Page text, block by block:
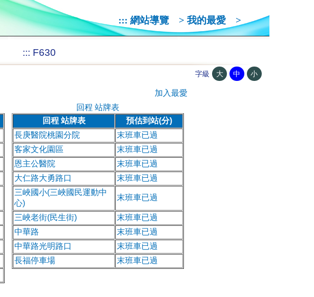
::: 網站導覽 > 我的最愛 >
::: F630
字級 大 中 小
加入最愛
回程 站牌表
回程 站牌表
預估到站(分)
長庚醫院桃園分院
末班車已過
客家文化園區
末班車已過
恩主公醫院
末班車已過
大仁路大勇路口
末班車已過
三峽國小(三峽國民運動中
心)
末班車已過
三峽老街(民生街)
末班車已過
中華路
末班車已過
中華路光明路口
末班車已過
長福停車場
末班車已過